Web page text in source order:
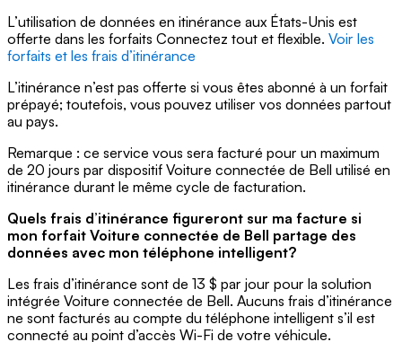
L’utilisation de données en itinérance aux États-Unis est
offerte dans les forfaits Connectez tout et flexible. Voir les
forfaits et les frais d’itinérance
L’itinérance n’est pas offerte si vous êtes abonné à un forfait
prépayé; toutefois, vous pouvez utiliser vos données partout
au pays.
Remarque : ce service vous sera facturé pour un maximum
de 20 jours par dispositif Voiture connectée de Bell utilisé en
itinérance durant le même cycle de facturation.
Quels frais d’itinérance figureront sur ma facture si
mon forfait Voiture connectée de Bell partage des
données avec mon téléphone intelligent?
Les frais d’itinérance sont de 13 $ par jour pour la solution
intégrée Voiture connectée de Bell. Aucuns frais d’itinérance
ne sont facturés au compte du téléphone intelligent s’il est
connecté au point d’accès Wi-Fi de votre véhicule.